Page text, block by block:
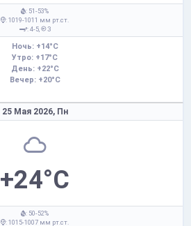
: 51-53%
: 1019-1011 мм рт.ст.
: 4-5,
З
Ночь: +14°C
Утро: +17°C
День: +22°C
Вечер: +20°C
25 Мая 2026, Пн
+24°C
: 50-52%
: 1015-1007 мм рт.ст.